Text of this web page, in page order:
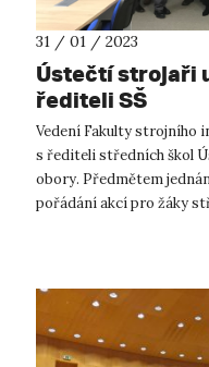
31 / 01 / 2023
Ústečtí strojaři
řediteli SŠ
Vedení Fakulty strojního
s řediteli středních škol
obory. Předmětem
pořádání akcí pro žáky